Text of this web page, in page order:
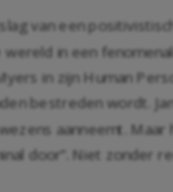
van een
in een
in zijn Human
bestreden wordt.
aanneemt.
door”. Niet zonder